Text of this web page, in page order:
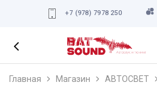
+7 (978) 7978 250
Главная Магазин АВТОСВЕТ